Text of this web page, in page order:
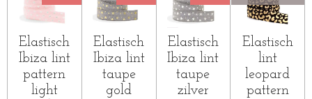
Elastisch
Ibiza lint
pattern
light
Elastisch
Ibiza lint
taupe
gold
Elastisch
Ibiza lint
taupe
zilver
Elastisch
lint
leopard
pattern